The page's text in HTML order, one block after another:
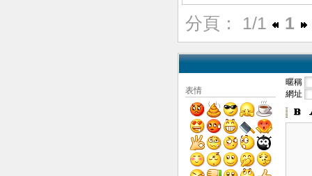
分頁： 1/1 1
表情
暱稱
網址